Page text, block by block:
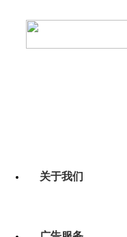
关于我们